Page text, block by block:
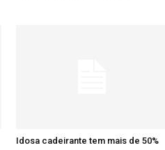
Idosa cadeirante tem mais de 50%